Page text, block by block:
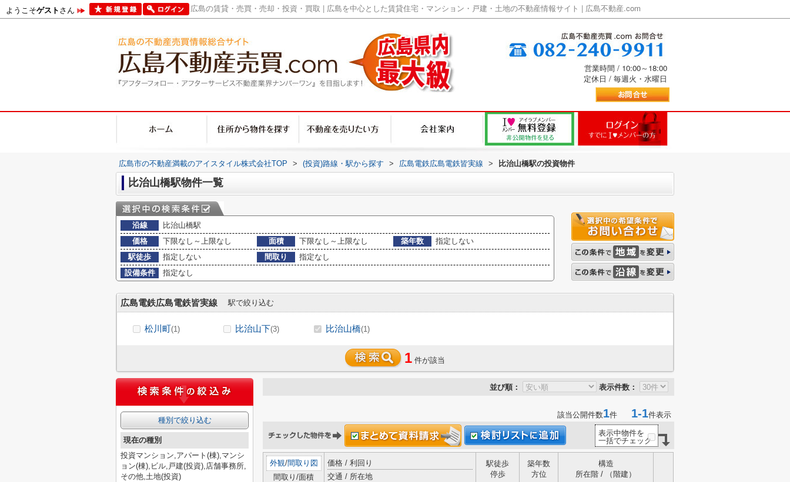
ようこそゲストさん 広島の賃貸・売買・売却・投資・買取 | 広島を中心とした賃貸住宅・マンション・戸建・土地の不動産情報サイト | 広島不動産.com
営業時間 / 10:00～18:00
定休日 / 毎週火・水曜日
広島市の不動産満載のアイスタイル株式会社TOP > (投資)路線・駅から探す > 広島電鉄広島電鉄皆実線 > 比治山橋駅の投資物件
比治山橋駅物件一覧
沿線
比治山橋駅
価格
下限なし～上限なし 面積 下限なし～上限なし 築年数
指定しない
駅徒歩
指定しない 間取り
指定なし
設備条件
指定なし
広島電鉄広島電鉄皆実線 駅で絞り込む
松川町(1) 比治山下(3) 比治山橋(1)
1 件が該当
並び順： 表示件数：
該当公開件数1件 1-1件表示
表示中物件を
一括でチェック
外観/間取り図
間取り/面積
価格 / 利回り
交通 / 所在地
駅徒歩
停歩
築年数
方位
構造
所在階 / （階建）
種別で絞り込む
現在の種別
投資マンション,アパート(棟),マンシ
ョン(棟),ビル,戸建(投資),店舗事務所,
その他,土地(投資)